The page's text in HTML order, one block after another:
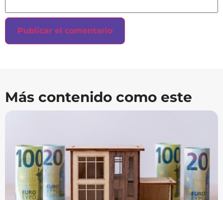
Más contenido como este